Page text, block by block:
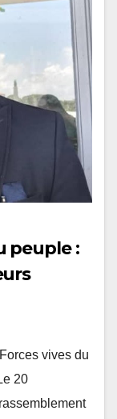
peuple :
vives du
20